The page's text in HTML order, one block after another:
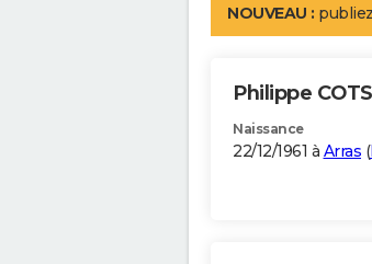
NOUVEAU :
Philippe COTS
Naissance
22/12/1961 à Arras (